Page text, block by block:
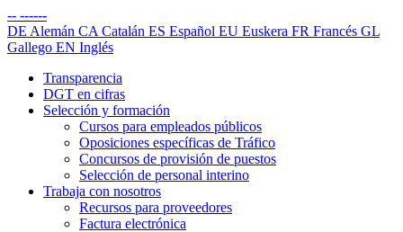
-- ------
DE Alemán CA Catalán ES Español EU Euskera FR Francés GL
Gallego EN Inglés
Transparencia
DGT en cifras
Selección y formación
Cursos para empleados públicos
Oposiciones específicas de Tráfico
Concursos de provisión de puestos
Selección de personal interino
Trabaja con nosotros
Recursos para proveedores
Factura electrónica